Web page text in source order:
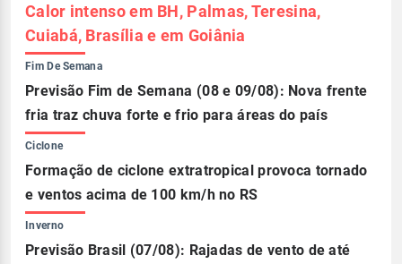
Calor intenso em BH, Palmas, Teresina,
Cuiabá, Brasília e em Goiânia
Fim De Semana
Previsão Fim de Semana (08 e 09/08): Nova frente
fria traz chuva forte e frio para áreas do país
Ciclone
Formação de ciclone extratropical provoca tornado
e ventos acima de 100 km/h no RS
Inverno
Previsão Brasil (07/08): Rajadas de vento de até